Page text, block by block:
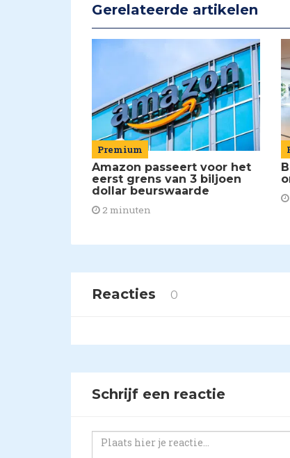
Gerelateerde artikelen
Premium
Amazon passeert voor het
eerst grens van 3 biljoen
dollar beurswaarde
2 minuten
Reacties 0
Schrijf een reactie